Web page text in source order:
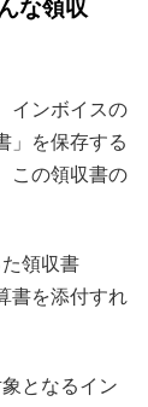
な領収
インボイスの
」を保存する
この領収書の
領収書
書を添付すれ
となるイン